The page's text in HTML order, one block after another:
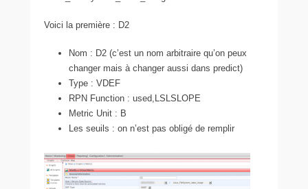
Voici la première : D2
Nom : D2 (c’est un nom arbitraire qu’on peux
changer mais à changer aussi dans predict)
Type : VDEF
RPN Function : used,LSLSLOPE
Metric Unit : B
Les seuils : on n’est pas obligé de remplir